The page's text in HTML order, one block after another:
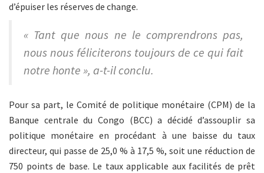
d’épuiser les réserves de change.
« Tant que nous ne le comprendrons pas,
nous nous féliciterons toujours de ce qui fait
notre honte », a-t-il conclu.
Pour sa part, le Comité de politique monétaire (CPM) de la
Banque centrale du Congo (BCC) a décidé d’assouplir sa
politique monétaire en procédant à une baisse du taux
directeur, qui passe de 25,0 % à 17,5 %, soit une réduction de
750 points de base. Le taux applicable aux facilités de prêt